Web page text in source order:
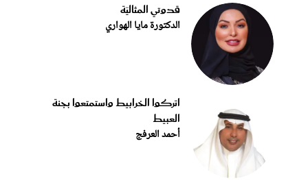
قدوتي المثاليّة
الدكتورة مايا الهواري
اتركوا الخرابيط واستمتعوا بجنة
العبيط
أحمد العرفج